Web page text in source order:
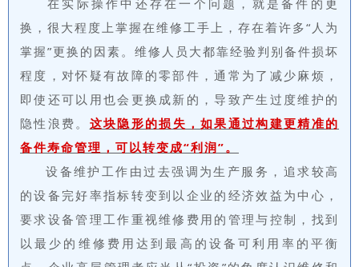
在实际操作中还存在一个问题，就是备件的更
换，很大程度上掌握在维修工手上，存在着许多“人为
掌握”更换的因素。维修人员大都靠经验判别备件损坏
程度，对怀疑有故障的零部件，通常为了减少麻烦，
即使还可以用也会更换成新的，导致产生过度维护的
隐性浪费。 这块隐形的损失，如果通过构建更精准的
备件寿命管理，可以转变成“利润”。
设备维护工作由过去强调为生产服务，追求较高
的设备完好率指标转变到以企业的经济效益为中心，
要求设备管理工作重视维修费用的管理与控制，找到
以最少的维修费用达到最高的设备可利用率的平衡